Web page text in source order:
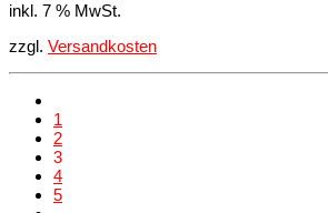
inkl. 7 % MwSt.
zzgl. Versandkosten
1
2
3
4
5